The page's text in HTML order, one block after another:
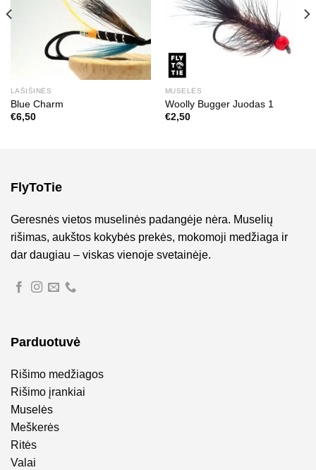
LAŠIŠINĖS
Blue Charm
€6,50
MUSELĖS
Woolly Bugger Juodas 1
€2,50
FlyToTie
Geresnės vietos muselinės padangėje nėra. Muselių
rišimas, aukštos kokybės prekės, mokomoji medžiaga ir
dar daugiau – viskas vienoje svetainėje.
Parduotuvė
Rišimo medžiagos
Rišimo įrankiai
Muselės
Meškerės
Ritės
Valai